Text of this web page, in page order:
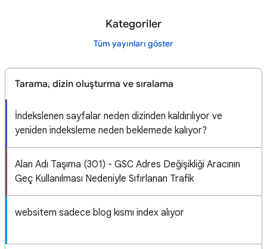
Kategoriler
Tüm yayınları göster
Tarama, dizin oluşturma ve sıralama
İndekslenen sayfalar neden dizinden kaldırılıyor ve
yeniden indeksleme neden beklemede kalıyor?
Alan Adı Taşıma (301) - GSC Adres Değişikliği Aracının
Geç Kullanılması Nedeniyle Sıfırlanan Trafik
websitem sadece blog kısmı index alıyor